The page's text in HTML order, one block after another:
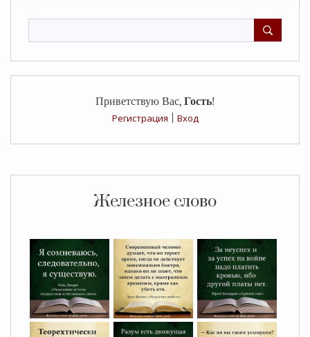
Приветствую Вас, Гость!
Регистрация
Вход
Железное слово